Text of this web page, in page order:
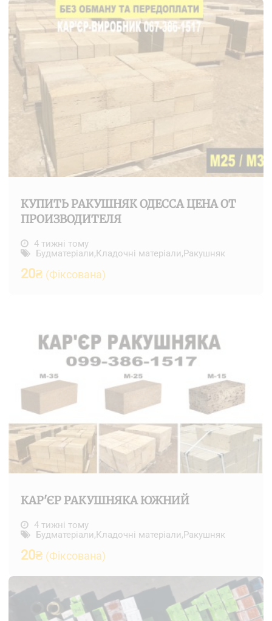
КУПИТЬ РАКУШНЯК ОДЕССА ЦЕНА ОТ
ПРОИЗВОДИТЕЛЯ
4 тижні тому
Будматеріали,Кладочні матеріали,Ракушняк
20₴ (Фіксована)
КАР'ЄР РАКУШНЯКА ЮЖНИЙ
4 тижні тому
Будматеріали,Кладочні матеріали,Ракушняк
20₴ (Фіксована)